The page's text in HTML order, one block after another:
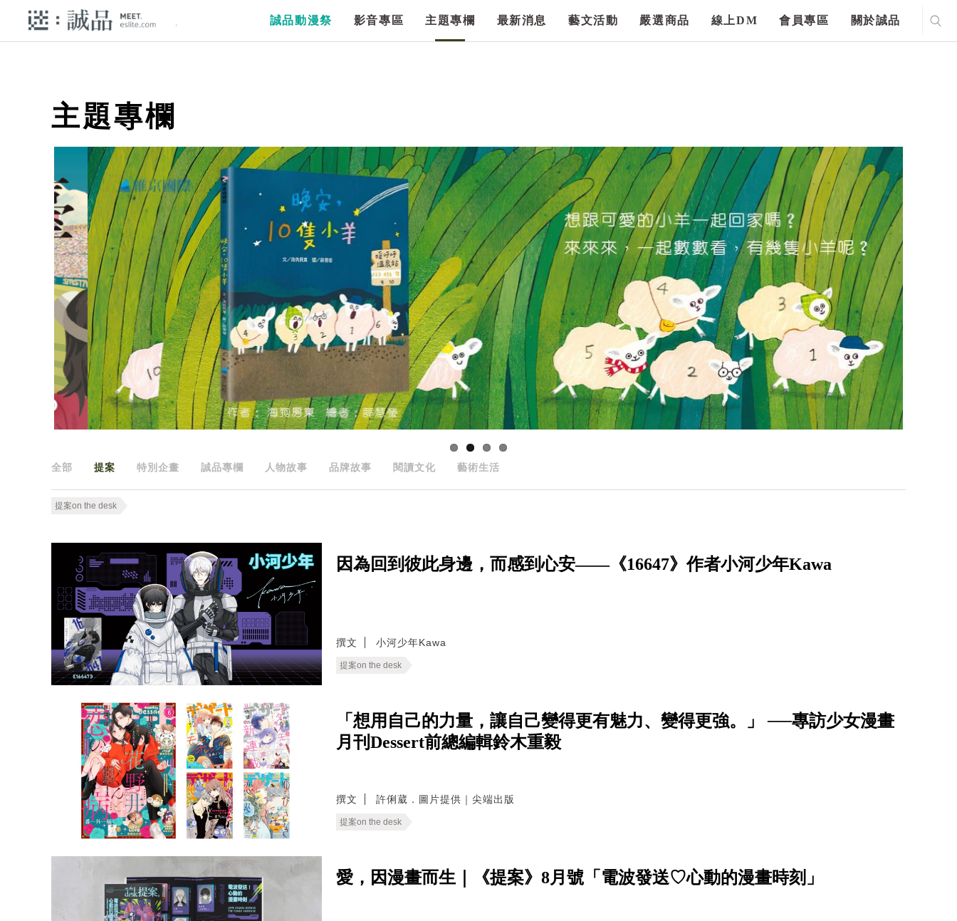
誠品動漫祭 影音專區 主題專欄 最新消息 藝文活動 嚴選商品 線上DM 會員專區 關於誠品
主題專欄
全部 提案 特別企畫 誠品專欄 人物故事 品牌故事 閱讀文化 藝術生活
提案on the desk
因為回到彼此身邊，而感到心安——《16647》作者小河少年Kawa
撰文 小河少年Kawa
提案on the desk
「想用自己的力量，讓自己變得更有魅力、變得更強。」 ──專訪少女漫畫
月刊Dessert前總編輯鈴木重毅
撰文 許俐葳．圖片提供｜尖端出版
提案on the desk
愛，因漫畫而生｜《提案》8月號「電波發送♡心動的漫畫時刻」